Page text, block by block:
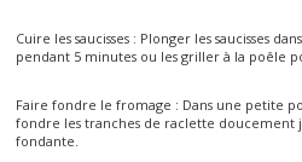
Cuire les saucisses : Plonger les saucisses
pendant 5 minutes ou les griller à la poêle
Faire fondre le fromage : Dans une petite
fondre les tranches de raclette doucement
fondante.